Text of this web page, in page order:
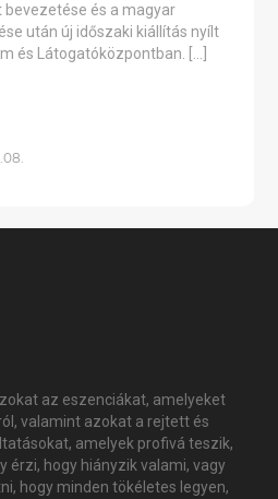
bevezetése és a magyar
után új időszaki kiállítás nyílt
és Látogatóközpontban. […]
az eszenciákat, amelyeket
valamint azokat a rejtett és
amelyek profivá teszik,
érzi, hogy hiányzik valami, vagy
hogy minden tökéletes legyen,